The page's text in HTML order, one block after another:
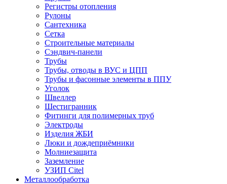
Регистры отопления
Рулоны
Сантехника
Сетка
Строительные материалы
Сэндвич-панели
Трубы
Трубы, отводы в ВУС и ЦПП
Трубы и фасонные элементы в ППУ
Уголок
Швеллер
Шестигранник
Фитинги для полимерных труб
Электроды
Изделия ЖБИ
Люки и дождеприёмники
Молниезащита
Заземление
УЗИП Citel
Металлообработка